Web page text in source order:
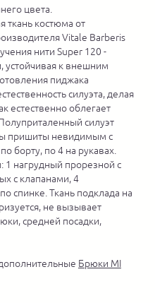
цвета.
ткань костюма от
Vitale Barberis
нити Super 120 -
устойчивая к внешним
пиджака
силуэта, делая
естественно облегает
силуэт
пришиты невидимым с
борту, по 4 на рукавах.
1 нагрудный прорезной с
с клапанами, 4
спинке. Ткань подклада на
не вызывает
средней посадки,
Брюки MI